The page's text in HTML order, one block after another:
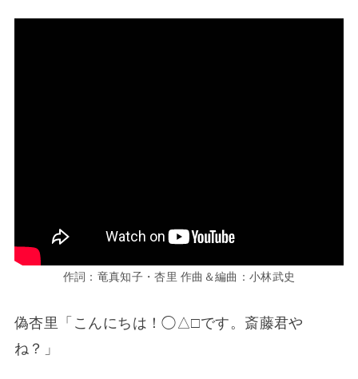
作詞：竜真知子・杏里 作曲＆編曲：小林武史
偽杏里「こんにちは！◯△□です。斎藤君や
ね？」